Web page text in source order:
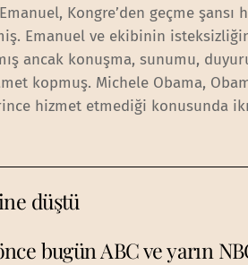
Kongre’den geçme şansı
Emanuel ve ekibinin
ancak konuşma, sunumu,
kopmuş. Michele Obama,
hizmet etmediği konusunda
düştü
bugün ABC ve yarın